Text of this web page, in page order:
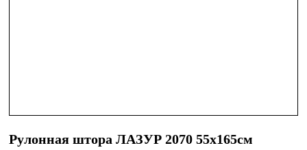
Рулонная штора ЛАЗУР 2070 55х165см